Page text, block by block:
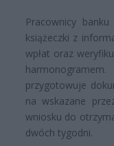
Pracownicy
książeczki z
wpłat oraz
przygotowuje
na wskazane
wniosku do
dwóch tygodni.